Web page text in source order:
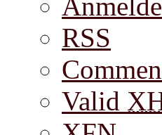
RSS
Valid